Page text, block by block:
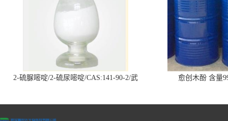
2-硫脲嘧啶/2-硫尿嘧啶/CAS:141-90-2/武
愈创木酚 含量